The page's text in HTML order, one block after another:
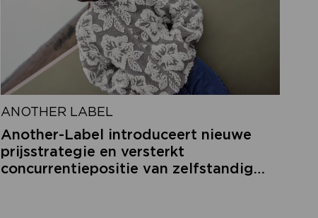
ANOTHER LABEL
Another-Label introduceert nieuwe
prijsstrategie en versterkt
concurrentiepositie van zelfstandige